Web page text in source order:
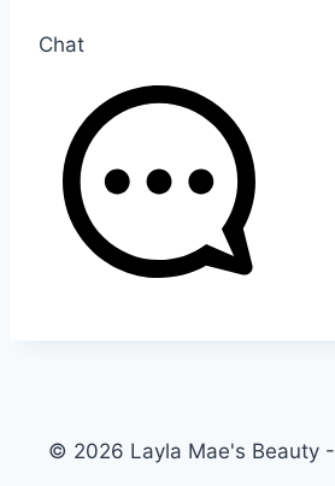
Chat
© 2026 Layla Mae's Beauty -